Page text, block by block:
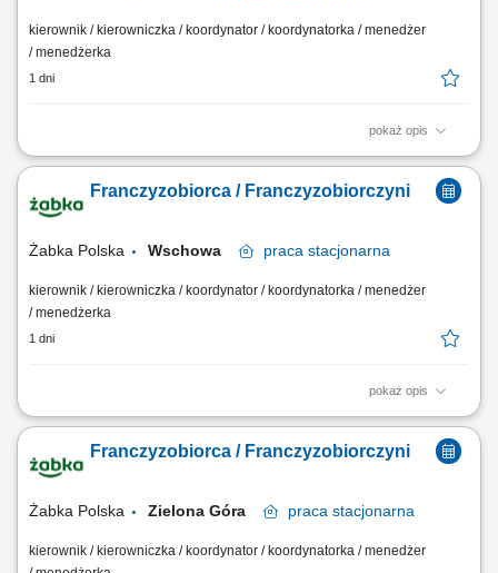
kierownik / kierowniczka / koordynator / koordynatorka / menedżer
/ menedżerka
1 dni
pokaż opis
Główne zadania: Prowadzenie własnej działalności gospodarczej w
obsługi. Monitorowanie stanów magazynowych i zamówień.
Dostosowywanie asortymentu sklepu do potrzeb lokalnego rynku.
Franczyzobiorca / Franczyzobiorczyni
Żabka Polska Wschowa praca stacjonarna
kierownik / kierowniczka / koordynator / koordynatorka / menedżer
/ menedżerka
1 dni
pokaż opis
Główne zadania: Prowadzenie własnej działalności gospodarczej w
obsługi. Monitorowanie stanów magazynowych i zamówień.
Dostosowywanie asortymentu sklepu do potrzeb lokalnego rynku.
Franczyzobiorca / Franczyzobiorczyni
Żabka Polska Zielona Góra praca stacjonarna
kierownik / kierowniczka / koordynator / koordynatorka / menedżer